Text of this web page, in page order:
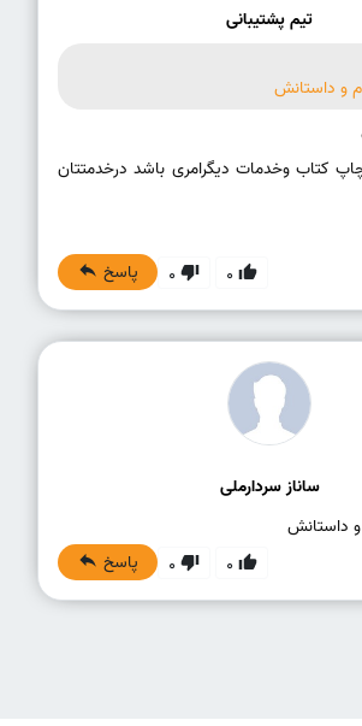
تیم پشتیبانی
و داستانش
کتاب وخدمات دیگرامری باشد درخدمتتان
0
0 پاسخ
ساناز سردارملی
داستانش
0
0 پاسخ